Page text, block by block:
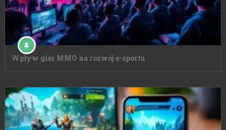
Wpływ gier MMO na rozwój e-sportu